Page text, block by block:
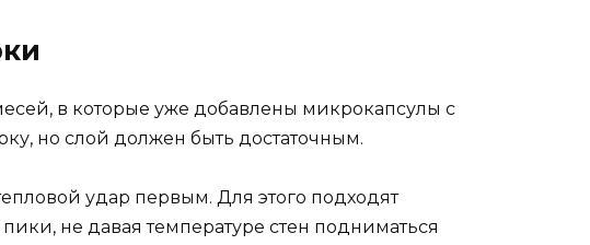
в которые уже добавлены микрокапсулы с
но слой должен быть достаточным.
удар первым. Для этого подходят
не давая температуре стен подниматься